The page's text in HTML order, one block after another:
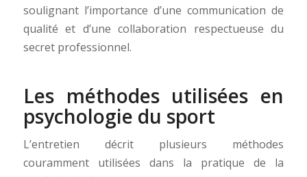
soulignant l’importance d’une communication de
qualité et d’une collaboration respectueuse du
secret professionnel.
Les méthodes utilisées en
psychologie du sport
L’entretien décrit plusieurs méthodes
couramment utilisées dans la pratique de la